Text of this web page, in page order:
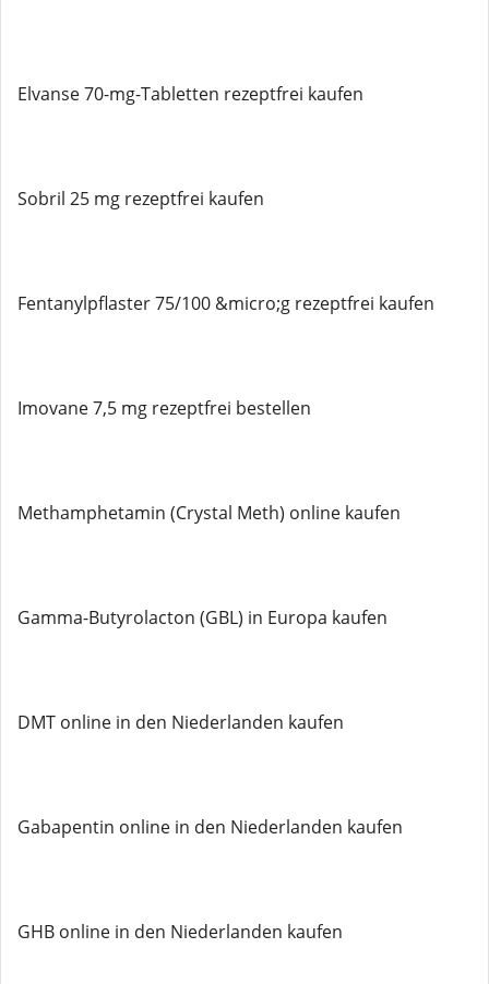
Elvanse 70-mg-Tabletten rezeptfrei kaufen
Sobril 25 mg rezeptfrei kaufen
Fentanylpflaster 75/100 &micro;g rezeptfrei kaufen
Imovane 7,5 mg rezeptfrei bestellen
Methamphetamin (Crystal Meth) online kaufen
Gamma-Butyrolacton (GBL) in Europa kaufen
DMT online in den Niederlanden kaufen
Gabapentin online in den Niederlanden kaufen
GHB online in den Niederlanden kaufen